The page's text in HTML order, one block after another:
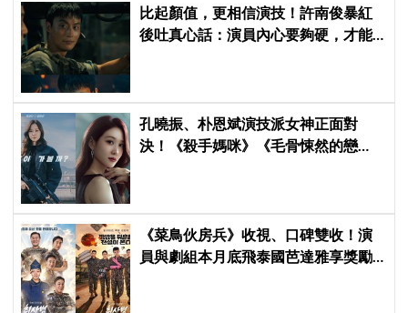
比起顏值，更相信演技！許南俊暴紅
後吐真心話：演員內心要夠硬，才能
孔曉振、朴恩斌演技派女神正面對
決！《殺手媽咪》《毛骨悚然的戀
《菜鳥伙房兵》收視、口碑雙收！演
員與劇組本月底飛泰國芭達雅享獎勵